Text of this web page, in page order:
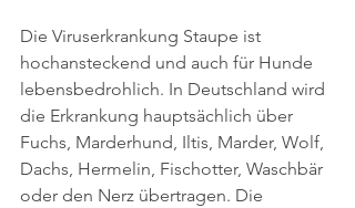
Die Viruserkrankung Staupe ist
hochansteckend und auch für Hunde
lebensbedrohlich. In Deutschland wird
die Erkrankung hauptsächlich über
Fuchs, Marderhund, Iltis, Marder, Wolf,
Dachs, Hermelin, Fischotter, Waschbär
oder den Nerz übertragen. Die